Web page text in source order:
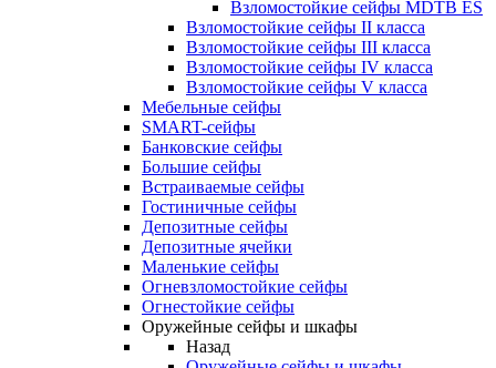
Взломостойкие сейфы MDTB ES
Взломостойкие сейфы II класса
Взломостойкие сейфы III класса
Взломостойкие сейфы IV класса
Взломостойкие сейфы V класса
Мебельные сейфы
SMART-сейфы
Банковские сейфы
Большие сейфы
Встраиваемые сейфы
Гостиничные сейфы
Депозитные сейфы
Депозитные ячейки
Маленькие сейфы
Огневзломостойкие сейфы
Огнестойкие сейфы
Оружейные сейфы и шкафы
Назад